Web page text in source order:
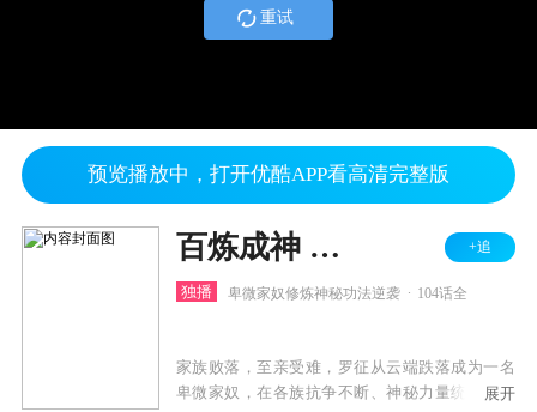
重试
预览播放中，打开优酷APP看高清完整版
百炼成神 第一二季 +追
独播 卑微家奴修炼神秘功法逆袭 104话全
家族败落，至亲受难，罗征从云端跌落成为一名
卑微家奴，在各族抗争不断、神秘力量统治的世
展开